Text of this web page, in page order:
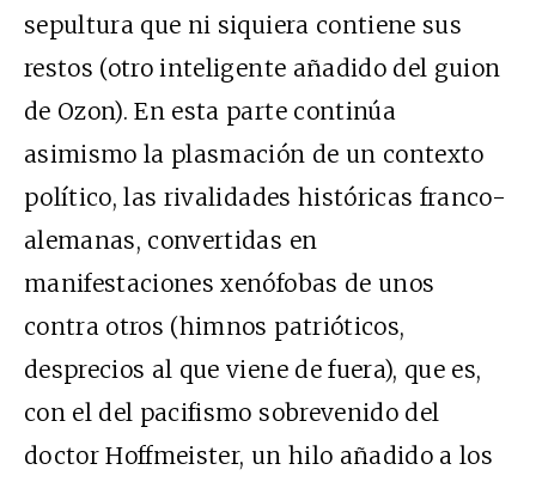
sepultura que ni siquiera contiene sus
restos (otro inteligente añadido del guion
de Ozon). En esta parte continúa
asimismo la plasmación de un contexto
político, las rivalidades históricas franco-
alemanas, convertidas en
manifestaciones xenófobas de unos
contra otros (himnos patrióticos,
desprecios al que viene de fuera), que es,
con el del pacifismo sobrevenido del
doctor Hoffmeister, un hilo añadido a los